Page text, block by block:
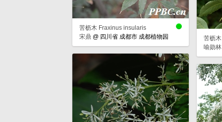
苦枥木 Fraxinus insularis
宋鼎 @四川省 成都市 成都植物园
苦枥
喻勋林